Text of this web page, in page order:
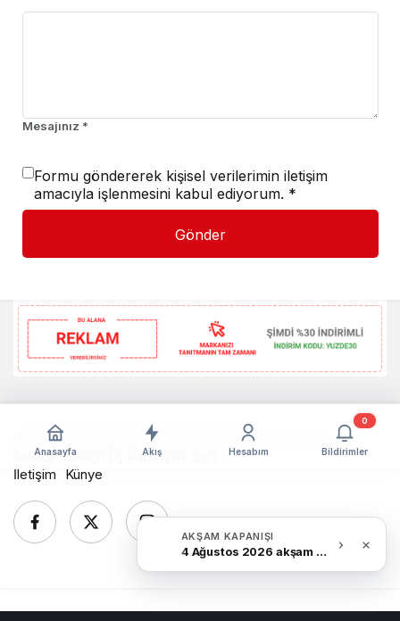
Mesajınız *
Formu göndererek kişisel verilerimin iletişim
amacıyla işlenmesini kabul ediyorum. *
Gönder
AKŞAM KAPANIŞI
4 Ağustos 2026 akşam Haber Bülteni
Anasayfa Akış Hesabım Bildirimler
0
Bizim Düzce Gazetesi © Telif Hakkı 2026, Tüm Hakları
Saklıdır. Design by
Papatyam Soft
İletişim
Künye